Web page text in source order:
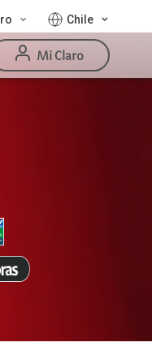
Chile
Mi Claro